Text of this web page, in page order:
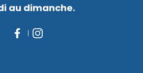
au dimanche.